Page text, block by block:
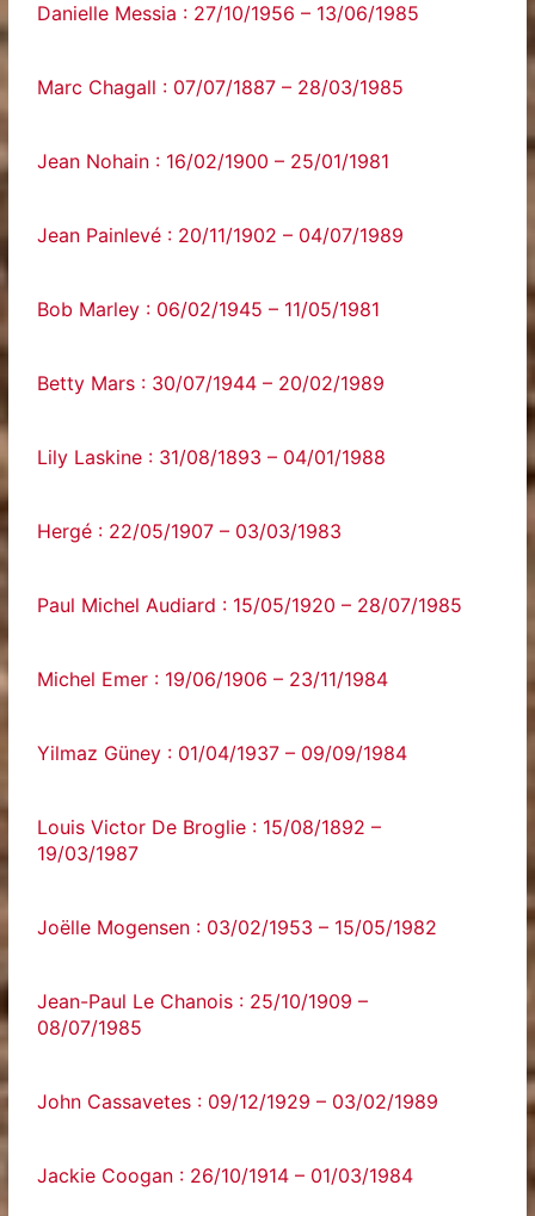
Danielle Messia : 27/10/1956 – 13/06/1985
Marc Chagall : 07/07/1887 – 28/03/1985
Jean Nohain : 16/02/1900 – 25/01/1981
Jean Painlevé : 20/11/1902 – 04/07/1989
Bob Marley : 06/02/1945 – 11/05/1981
Betty Mars : 30/07/1944 – 20/02/1989
Lily Laskine : 31/08/1893 – 04/01/1988
Hergé : 22/05/1907 – 03/03/1983
Paul Michel Audiard : 15/05/1920 – 28/07/1985
Michel Emer : 19/06/1906 – 23/11/1984
Yilmaz Güney : 01/04/1937 – 09/09/1984
Louis Victor De Broglie : 15/08/1892 –
19/03/1987
Joëlle Mogensen : 03/02/1953 – 15/05/1982
Jean-Paul Le Chanois : 25/10/1909 –
08/07/1985
John Cassavetes : 09/12/1929 – 03/02/1989
Jackie Coogan : 26/10/1914 – 01/03/1984